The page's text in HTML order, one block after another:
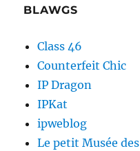
BLAWGS
Class 46
Counterfeit Chic
IP Dragon
IPKat
ipweblog
Le petit Musée